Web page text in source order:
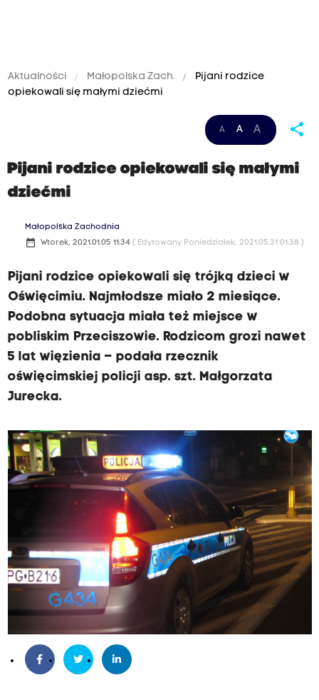
Aktualności Małopolska Zach.
Pijani rodzice
opiekowali się małymi dziećmi
A A A share
Pijani rodzice opiekowali się małymi
dziećmi
Małopolska Zachodnia
date_range Wtorek, 2021.01.05 11:34 ( Edytowany Poniedziałek, 2021.05.31 01:38 )
Pijani rodzice opiekowali się trójką dzieci w
Oświęcimiu. Najmłodsze miało 2 miesiące.
Podobna sytuacja miała też miejsce w
pobliskim Przeciszowie. Rodzicom grozi nawet
5 lat więzienia – podała rzecznik
oświęcimskiej policji asp. szt. Małgorzata
Jurecka.